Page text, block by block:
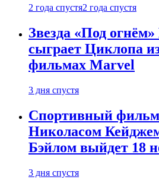
2 года спустя2 года спустя
Звезда «Под
сыграет Циклопа
фильмах Marvel
3 дня спустя
Спортивный фильм
Николасом
Бэйлом выйдет 18
3 дня спустя